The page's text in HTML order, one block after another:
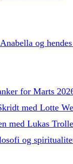
og
for Marts
med Lotte
med Lukas Trolle
og